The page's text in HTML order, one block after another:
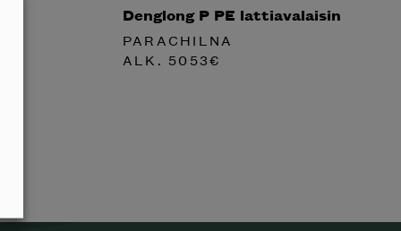
Denglong P PE lattiavalaisin
PARACHILNA
ALK. 5053€